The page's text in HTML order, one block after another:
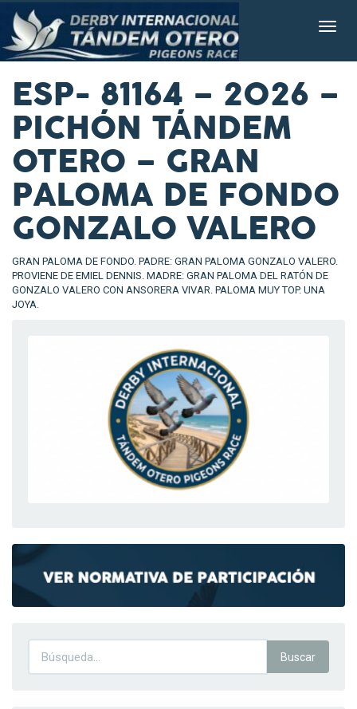
ESP- 81164 – 2026 –
PICHÓN TÁNDEM
OTERO – GRAN
PALOMA DE FONDO
GONZALO VALERO
GRAN PALOMA DE FONDO. PADRE: GRAN PALOMA GONZALO VALERO.
PROVIENE DE EMIEL DENNIS. MADRE: GRAN PALOMA DEL RATÓN DE
GONZALO VALERO CON ANSORERA VIVAR. PALOMA MUY TOP. UNA
JOYA.